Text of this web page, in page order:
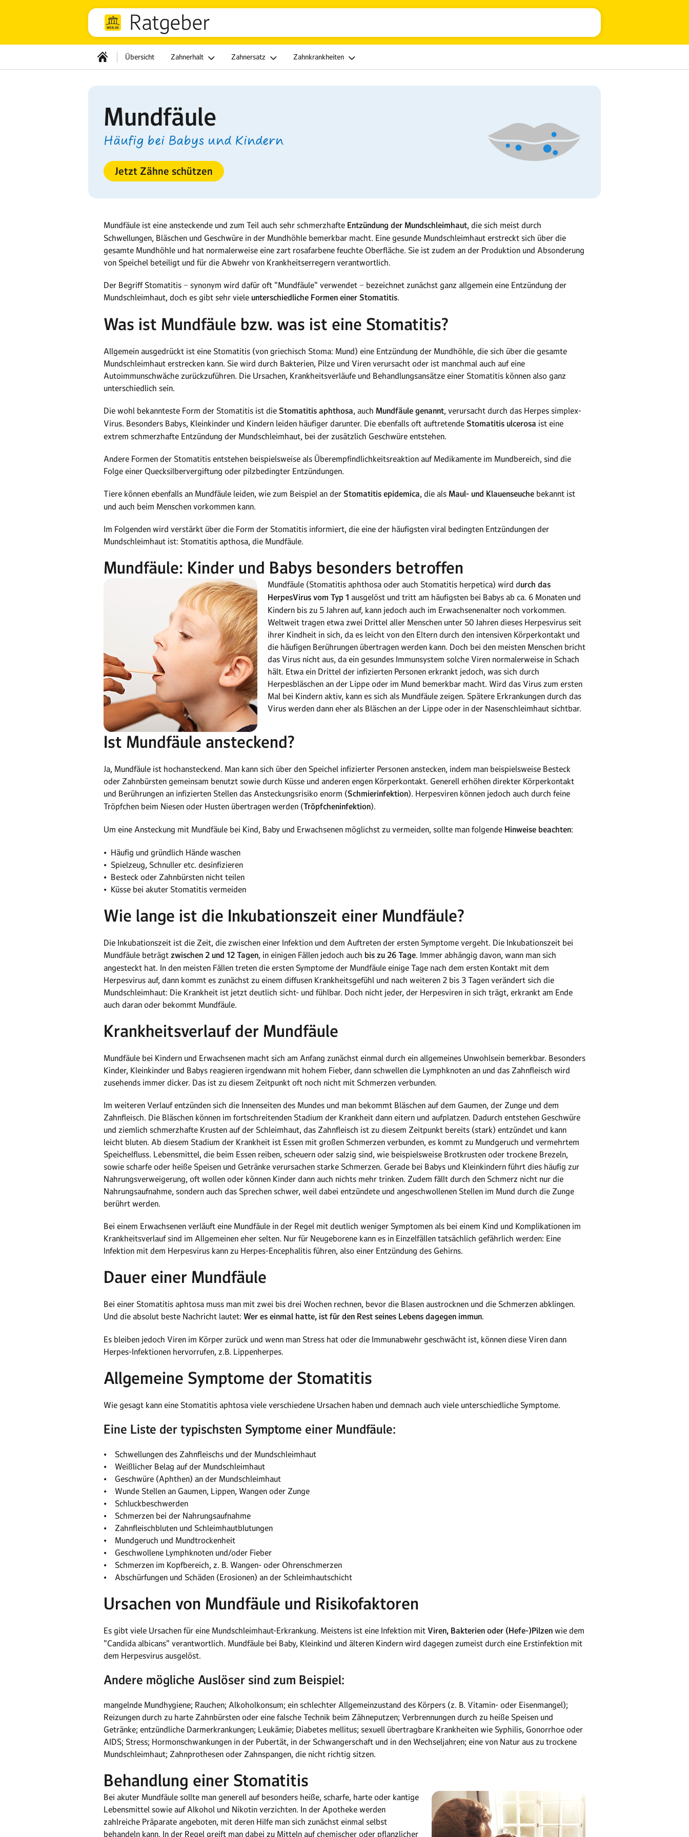
Ratgeber
Übersicht Zahnerhalt Zahnersatz Zahnkrankheiten
Mundfäule
Häufig bei Babys und Kindern
Jetzt Zähne schützen
Mundfäule ist eine ansteckende und zum Teil auch sehr schmerzhafte Entzündung der Mundschleimhaut, die sich meist durch
Schwellungen, Bläschen und Geschwüre in der Mundhöhle bemerkbar macht. Eine gesunde Mundschleimhaut erstreckt sich über die
gesamte Mundhöhle und hat normalerweise eine zart rosafarbene feuchte Oberfläche. Sie ist zudem an der Produktion und Absonderung
von Speichel beteiligt und für die Abwehr von Krankheitserregern verantwortlich.
Der Begriff Stomatitis − synonym wird dafür oft "Mundfäule" verwendet − bezeichnet zunächst ganz allgemein eine Entzündung der
Mundschleimhaut, doch es gibt sehr viele unterschiedliche Formen einer Stomatitis.
Was ist Mundfäule bzw. was ist eine Stomatitis?
Allgemein ausgedrückt ist eine Stomatitis (von griechisch Stoma: Mund) eine Entzündung der Mundhöhle, die sich über die gesamte
Mundschleimhaut erstrecken kann. Sie wird durch Bakterien, Pilze und Viren verursacht oder ist manchmal auch auf eine
Autoimmunschwäche zurückzuführen. Die Ursachen, Krankheitsverläufe und Behandlungsansätze einer Stomatitis können also ganz
unterschiedlich sein.
Die wohl bekannteste Form der Stomatitis ist die Stomatitis aphthosa, auch Mundfäule genannt, verursacht durch das Herpes simplex-
Virus. Besonders Babys, Kleinkinder und Kindern leiden häufiger darunter. Die ebenfalls oft auftretende Stomatitis ulcerosa ist eine
extrem schmerzhafte Entzündung der Mundschleimhaut, bei der zusätzlich Geschwüre entstehen.
Andere Formen der Stomatitis entstehen beispielsweise als Überempfindlichkeitsreaktion auf Medikamente im Mundbereich, sind die
Folge einer Quecksilbervergiftung oder pilzbedingter Entzündungen.
Tiere können ebenfalls an Mundfäule leiden, wie zum Beispiel an der Stomatitis epidemica, die als Maul- und Klauenseuche bekannt ist
und auch beim Menschen vorkommen kann.
Im Folgenden wird verstärkt über die Form der Stomatitis informiert, die eine der häufigsten viral bedingten Entzündungen der
Mundschleimhaut ist: Stomatitis apthosa, die Mundfäule.
Mundfäule: Kinder und Babys besonders betroffen
Mundfäule (Stomatitis aphthosa oder auch Stomatitis herpetica) wird durch das
HerpesVirus vom Typ 1 ausgelöst und tritt am häufigsten bei Babys ab ca. 6 Monaten und
Kindern bis zu 5 Jahren auf, kann jedoch auch im Erwachsenenalter noch vorkommen.
Weltweit tragen etwa zwei Drittel aller Menschen unter 50 Jahren dieses Herpesvirus seit
ihrer Kindheit in sich, da es leicht von den Eltern durch den intensiven Körperkontakt und
die häufigen Berührungen übertragen werden kann. Doch bei den meisten Menschen bricht
das Virus nicht aus, da ein gesundes Immunsystem solche Viren normalerweise in Schach
hält. Etwa ein Drittel der infizierten Personen erkrankt jedoch, was sich durch
Herpesbläschen an der Lippe oder im Mund bemerkbar macht. Wird das Virus zum ersten
Mal bei Kindern aktiv, kann es sich als Mundfäule zeigen. Spätere Erkrankungen durch das
Virus werden dann eher als Bläschen an der Lippe oder in der Nasenschleimhaut sichtbar.
Ist Mundfäule ansteckend?
Ja, Mundfäule ist hochansteckend. Man kann sich über den Speichel infizierter Personen anstecken, indem man beispielsweise Besteck
oder Zahnbürsten gemeinsam benutzt sowie durch Küsse und anderen engen Körperkontakt. Generell erhöhen direkter Körperkontakt
und Berührungen an infizierten Stellen das Ansteckungsrisiko enorm (Schmierinfektion). Herpesviren können jedoch auch durch feine
Tröpfchen beim Niesen oder Husten übertragen werden (Tröpfcheninfektion).
Um eine Ansteckung mit Mundfäule bei Kind, Baby und Erwachsenen möglichst zu vermeiden, sollte man folgende Hinweise beachten:
• Häufig und gründlich Hände waschen
• Spielzeug, Schnuller etc. desinfizieren
• Besteck oder Zahnbürsten nicht teilen
• Küsse bei akuter Stomatitis vermeiden
Wie lange ist die Inkubationszeit einer Mundfäule?
Die Inkubationszeit ist die Zeit, die zwischen einer Infektion und dem Auftreten der ersten Symptome vergeht. Die Inkubationszeit bei
Mundfäule beträgt zwischen 2 und 12 Tagen, in einigen Fällen jedoch auch bis zu 26 Tage. Immer abhängig davon, wann man sich
angesteckt hat. In den meisten Fällen treten die ersten Symptome der Mundfäule einige Tage nach dem ersten Kontakt mit dem
Herpesvirus auf, dann kommt es zunächst zu einem diffusen Krankheitsgefühl und nach weiteren 2 bis 3 Tagen verändert sich die
Mundschleimhaut: Die Krankheit ist jetzt deutlich sicht- und fühlbar. Doch nicht jeder, der Herpesviren in sich trägt, erkrankt am Ende
auch daran oder bekommt Mundfäule.
Krankheitsverlauf der Mundfäule
Mundfäule bei Kindern und Erwachsenen macht sich am Anfang zunächst einmal durch ein allgemeines Unwohlsein bemerkbar. Besonders
Kinder, Kleinkinder und Babys reagieren irgendwann mit hohem Fieber, dann schwellen die Lymphknoten an und das Zahnfleisch wird
zusehends immer dicker. Das ist zu diesem Zeitpunkt oft noch nicht mit Schmerzen verbunden.
Im weiteren Verlauf entzünden sich die Innenseiten des Mundes und man bekommt Bläschen auf dem Gaumen, der Zunge und dem
Zahnfleisch. Die Bläschen können im fortschreitenden Stadium der Krankheit dann eitern und aufplatzen. Dadurch entstehen Geschwüre
und ziemlich schmerzhafte Krusten auf der Schleimhaut, das Zahnfleisch ist zu diesem Zeitpunkt bereits (stark) entzündet und kann
leicht bluten. Ab diesem Stadium der Krankheit ist Essen mit großen Schmerzen verbunden, es kommt zu Mundgeruch und vermehrtem
Speichelfluss. Lebensmittel, die beim Essen reiben, scheuern oder salzig sind, wie beispielsweise Brotkrusten oder trockene Brezeln,
sowie scharfe oder heiße Speisen und Getränke verursachen starke Schmerzen. Gerade bei Babys und Kleinkindern führt dies häufig zur
Nahrungsverweigerung, oft wollen oder können Kinder dann auch nichts mehr trinken. Zudem fällt durch den Schmerz nicht nur die
Nahrungsaufnahme, sondern auch das Sprechen schwer, weil dabei entzündete und angeschwollenen Stellen im Mund durch die Zunge
berührt werden.
Bei einem Erwachsenen verläuft eine Mundfäule in der Regel mit deutlich weniger Symptomen als bei einem Kind und Komplikationen im
Krankheitsverlauf sind im Allgemeinen eher selten. Nur für Neugeborene kann es in Einzelfällen tatsächlich gefährlich werden: Eine
Infektion mit dem Herpesvirus kann zu Herpes-Encephalitis führen, also einer Entzündung des Gehirns.
Dauer einer Mundfäule
Bei einer Stomatitis aphtosa muss man mit zwei bis drei Wochen rechnen, bevor die Blasen austrocknen und die Schmerzen abklingen.
Und die absolut beste Nachricht lautet: Wer es einmal hatte, ist für den Rest seines Lebens dagegen immun.
Es bleiben jedoch Viren im Körper zurück und wenn man Stress hat oder die Immunabwehr geschwächt ist, können diese Viren dann
Herpes-Infektionen hervorrufen, z.B. Lippenherpes.
Allgemeine Symptome der Stomatitis
Wie gesagt kann eine Stomatitis aphtosa viele verschiedene Ursachen haben und demnach auch viele unterschiedliche Symptome.
Eine Liste der typischsten Symptome einer Mundfäule:
• Schwellungen des Zahnfleischs und der Mundschleimhaut
• Weißlicher Belag auf der Mundschleimhaut
• Geschwüre (Aphthen) an der Mundschleimhaut
• Wunde Stellen an Gaumen, Lippen, Wangen oder Zunge
• Schluckbeschwerden
• Schmerzen bei der Nahrungsaufnahme
• Zahnfleischbluten und Schleimhautblutungen
• Mundgeruch und Mundtrockenheit
• Geschwollene Lymphknoten und/oder Fieber
• Schmerzen im Kopfbereich, z. B. Wangen- oder Ohrenschmerzen
• Abschürfungen und Schäden (Erosionen) an der Schleimhautschicht
Ursachen von Mundfäule und Risikofaktoren
Es gibt viele Ursachen für eine Mundschleimhaut-Erkrankung. Meistens ist eine Infektion mit Viren, Bakterien oder (Hefe-)Pilzen wie dem
"Candida albicans" verantwortlich. Mundfäule bei Baby, Kleinkind und älteren Kindern wird dagegen zumeist durch eine Erstinfektion mit
dem Herpesvirus ausgelöst.
Andere mögliche Auslöser sind zum Beispiel:
mangelnde Mundhygiene; Rauchen; Alkoholkonsum; ein schlechter Allgemeinzustand des Körpers (z. B. Vitamin- oder Eisenmangel);
Reizungen durch zu harte Zahnbürsten oder eine falsche Technik beim Zähneputzen; Verbrennungen durch zu heiße Speisen und
Getränke; entzündliche Darmerkrankungen; Leukämie; Diabetes mellitus; sexuell übertragbare Krankheiten wie Syphilis, Gonorrhoe oder
AIDS; Stress; Hormonschwankungen in der Pubertät, in der Schwangerschaft und in den Wechseljahren; eine von Natur aus zu trockene
Mundschleimhaut; Zahnprothesen oder Zahnspangen, die nicht richtig sitzen.
Behandlung einer Stomatitis
Bei akuter Mundfäule sollte man generell auf besonders heiße, scharfe, harte oder kantige
Lebensmittel sowie auf Alkohol und Nikotin verzichten. In der Apotheke werden
zahlreiche Präparate angeboten, mit deren Hilfe man sich zunächst einmal selbst
behandeln kann. In der Regel greift man dabei zu Mitteln auf chemischer oder pflanzlicher